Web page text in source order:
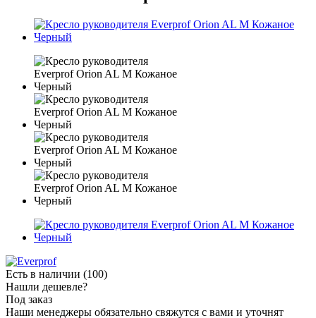
Есть в наличии (100)
Нашли дешевле?
Под заказ
Наши менеджеры обязательно свяжутся с вами и уточнят